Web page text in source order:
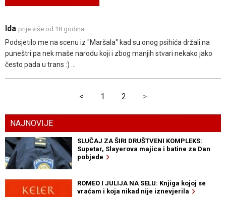
Ida prije više od 18 godina
Podsjetilo me na scenu iz "Maršala" kad su onog psihića držali na
puneštri pa nek maše narodu koji i zbog manjih stvari nekako jako
često pada u trans :) ...
< 1 2 >
NAJNOVIJE
SLUČAJ ZA ŠIRI DRUŠTVENI KOMPLEKS:
Supetar, Slayerova majica i batine za Dan
pobjede
ROMEO I JULIJA NA SELU: Knjiga kojoj se
vraćam i koja nikad nije iznevjerila